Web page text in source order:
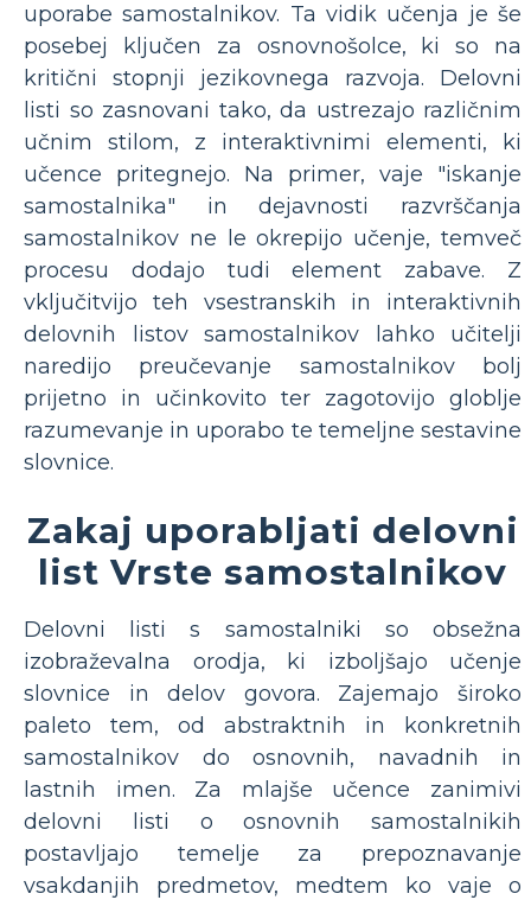
uporabe samostalnikov. Ta vidik učenja je še
posebej ključen za osnovnošolce, ki so na
kritični stopnji jezikovnega razvoja. Delovni
listi so zasnovani tako, da ustrezajo različnim
učnim stilom, z interaktivnimi elementi, ki
učence pritegnejo. Na primer, vaje "iskanje
samostalnika" in dejavnosti razvrščanja
samostalnikov ne le okrepijo učenje, temveč
procesu dodajo tudi element zabave. Z
vključitvijo teh vsestranskih in interaktivnih
delovnih listov samostalnikov lahko učitelji
naredijo preučevanje samostalnikov bolj
prijetno in učinkovito ter zagotovijo globlje
razumevanje in uporabo te temeljne sestavine
slovnice.
Zakaj uporabljati delovni
list Vrste samostalnikov
Delovni listi s samostalniki so obsežna
izobraževalna orodja, ki izboljšajo učenje
slovnice in delov govora. Zajemajo široko
paleto tem, od abstraktnih in konkretnih
samostalnikov do osnovnih, navadnih in
lastnih imen. Za mlajše učence zanimivi
delovni listi o osnovnih samostalnikih
postavljajo temelje za prepoznavanje
vsakdanjih predmetov, medtem ko vaje o